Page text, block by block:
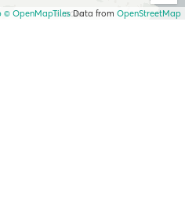
© OpenMapTilesData from OpenStreetMap